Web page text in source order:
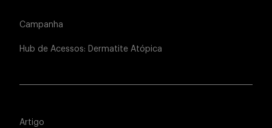
Campanha
Hub de Acessos: Dermatite Atópica
Artigo